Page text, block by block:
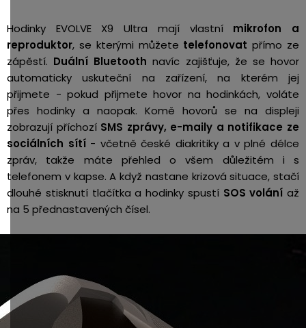
Hodinky EVOLVE X9 Ultra mají vlastní mikrofon a
reproduktor, se kterými můžete telefonovatpřímo ze
zápěstí. Duální Bluetooth navíc zajišťuje, že se hovor
automaticky uskuteční na zařízení, na kterém jej
přijmete - pokud přijmete hovor na hodinkách, voláte
přes hodinky a naopak. Komě hovorů se na displeji
zobrazují příchozí SMS zprávy, e-maily a notifikace ze
sociálních sítí - včetně české diakritiky a v plné délce
zpráv, takže máte přehled o všem důležitém i s
telefonem v kapse. A když nastane krizová situace, stačí
dlouhé stisknutí tlačítka a hodinky spustí SOS volání až
na 5 přednastavených čísel.